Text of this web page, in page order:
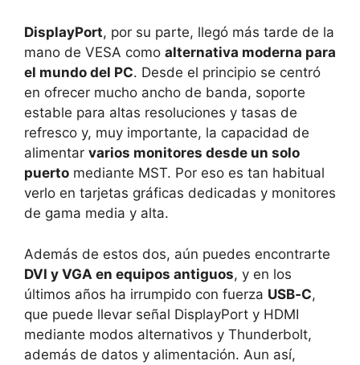
DisplayPort, por su parte, llegó más tarde de la
mano de VESA como alternativa moderna para
el mundo del PC. Desde el principio se centró
en ofrecer mucho ancho de banda, soporte
estable para altas resoluciones y tasas de
refresco y, muy importante, la capacidad de
alimentar varios monitores desde un solo
puerto mediante MST. Por eso es tan habitual
verlo en tarjetas gráficas dedicadas y monitores
de gama media y alta.
Además de estos dos, aún puedes encontrarte
DVI y VGA en equipos antiguos, y en los
últimos años ha irrumpido con fuerza USB‑C,
que puede llevar señal DisplayPort y HDMI
mediante modos alternativos y Thunderbolt,
además de datos y alimentación. Aun así,